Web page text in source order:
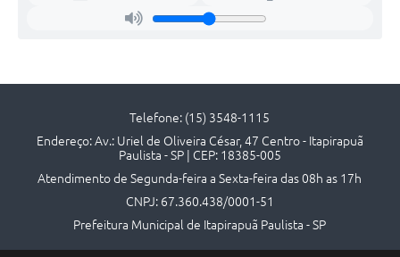
Telefone: (15) 3548-1115
Endereço: Av.: Uriel de Oliveira César, 47 Centro - Itapirapuã
Paulista - SP | CEP: 18385-005
Atendimento de Segunda-feira a Sexta-feira das 08h as 17h
CNPJ: 67.360.438/0001-51
Prefeitura Municipal de Itapirapuã Paulista - SP